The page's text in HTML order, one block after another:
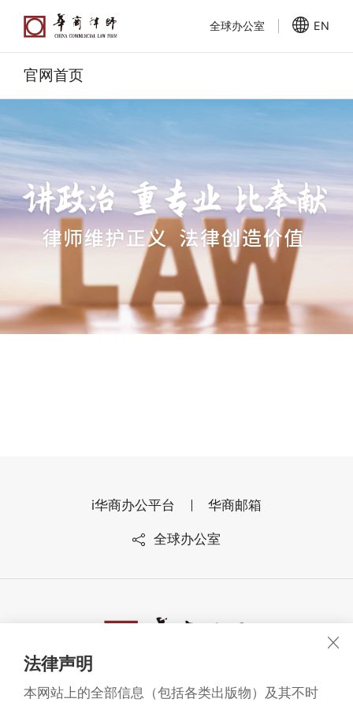
全球办公室 EN
官网首页
i华商办公平台 华商邮箱
全球办公室
©广东华商律师事务所 版权所有1993-2026
法律声明
本网站上的全部信息（包括各类出版物）及其不时